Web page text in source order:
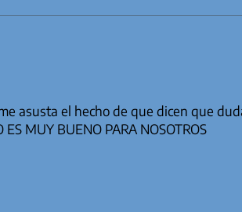
asusta el hecho de que dicen que
MUY BUENO PARA NOSOTROS